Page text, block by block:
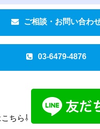
ご相談・お問い合わ
03-6479-4876
ちら⇩